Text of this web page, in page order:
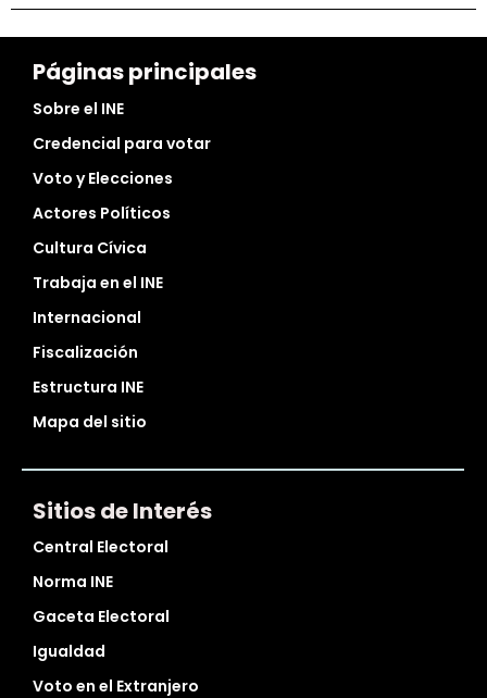
Páginas principales
Sobre el INE
Credencial para votar
Voto y Elecciones
Actores Políticos
Cultura Cívica
Trabaja en el INE
Internacional
Fiscalización
Estructura INE
Mapa del sitio
Sitios de Interés
Central Electoral
Norma INE
Gaceta Electoral
Igualdad
Voto en el Extranjero